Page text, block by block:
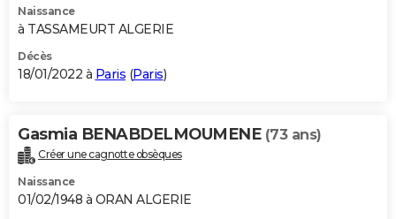
Naissance
à TASSAMEURT ALGERIE
Décès
18/01/2022 à Paris (Paris)
Gasmia BENABDELMOUMENE (73 ans)
Créer une cagnotte obsèques
Naissance
01/02/1948 à ORAN ALGERIE